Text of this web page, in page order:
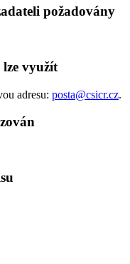
požadovány
využít
adresu: posta@csicr.cz.